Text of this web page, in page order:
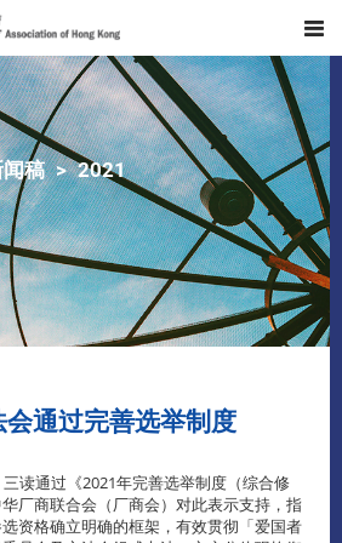
稿 2021
通过完善选举制度
读通过《2021年完善选举制度（综合修
厂商联合会（厂商会）对此表示支持，指
资格确立明确的框架，有效贯彻「爱国者